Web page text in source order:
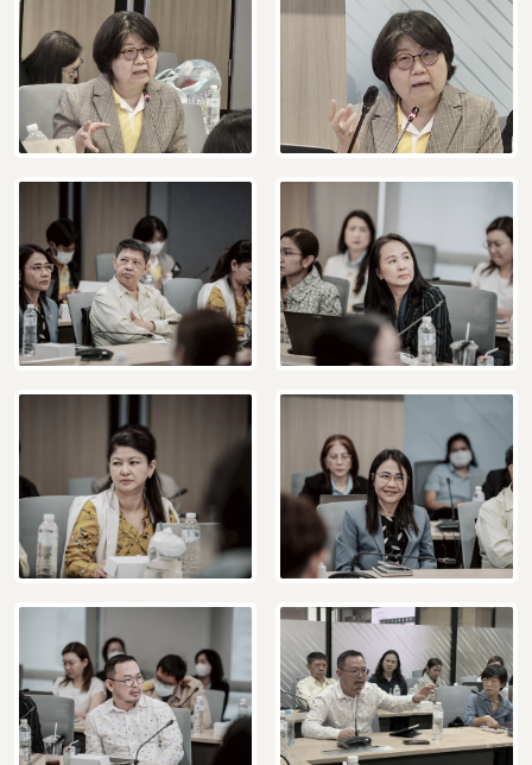
Subscribe
เลือกหัวข้อที่ท่านต้องการ Subscribe
กฎหมาย